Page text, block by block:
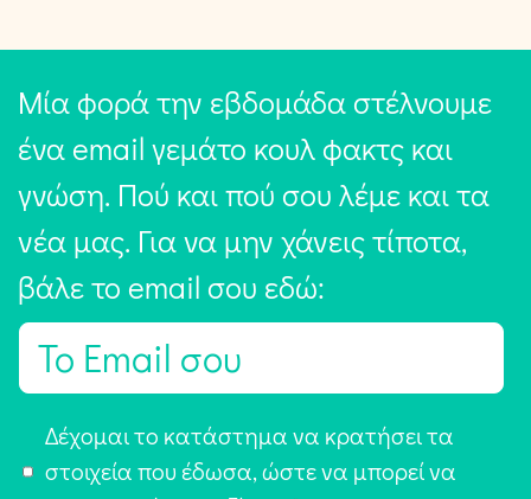
Μία φορά την εβδομάδα στέλνουμε
ένα email γεμάτο κουλ φακτς και
γνώση. Πού και πού σου λέμε και τα
νέα μας. Για να μην χάνεις τίποτα,
βάλε το email σου εδώ:
E
π
Δέχομαι το κατάστημα να κρατήσει τα
στοιχεία που έδωσα, ώστε να μπορεί να